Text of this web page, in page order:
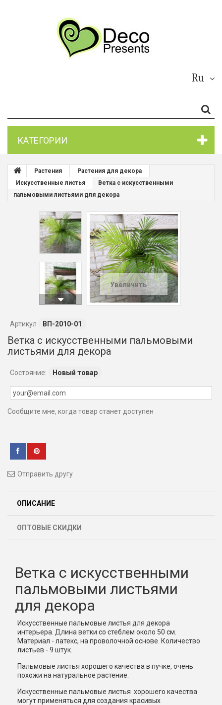
Ru
КАТЕГОРИИ
Растения
Растения для декора
Искусственные листья
Ветка с искусственными
пальмовыми листьями для декора
Увеличить
Артикул ВП-2010-01
Ветка с искусственными пальмовыми
листьями для декора
Состояние: Новый товар
Сообщите мне, когда товар станет доступен
Отправить другу
ОПИСАНИЕ
ОПТОВЫЕ СКИДКИ
Ветка с искусственными
пальмовыми листьями
для декора
Искусственные пальмовые листья для декора
интерьера. Длина ветки со стеблем около 50 см.
Материал - латекс, на проволочной основе. Количество
листьев - 9 штук.
Пальмовые листья хорошего качества в пучке, очень
похожи на натуральное растение.
Искусственные пальмовые листья хорошего качества
могут применяться для создания красивых